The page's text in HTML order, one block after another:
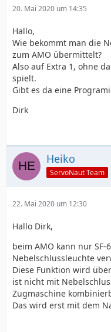
20. Mai 2020 um 14:35
Hallo,
Wie bekommt man die
zum AMO übermittelt?
Also auf Extra 1, ohne
spielt.
Gibt es da eine
Dirk
Heiko
ServoNaut Team
22. Mai 2020 um 12:30
Hallo Dirk,
beim AMO kann nur SF-
Nebelschlussleuchte
Diese Funktion wird
ist nicht mit
Zugmaschine
Das wird erst mit dem